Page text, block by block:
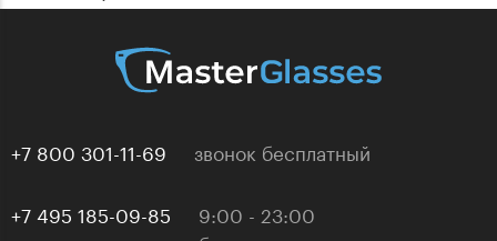
+7 800 301-11-69 звонок бесплатный
+7 495 185-09-85
9:00 - 23:00